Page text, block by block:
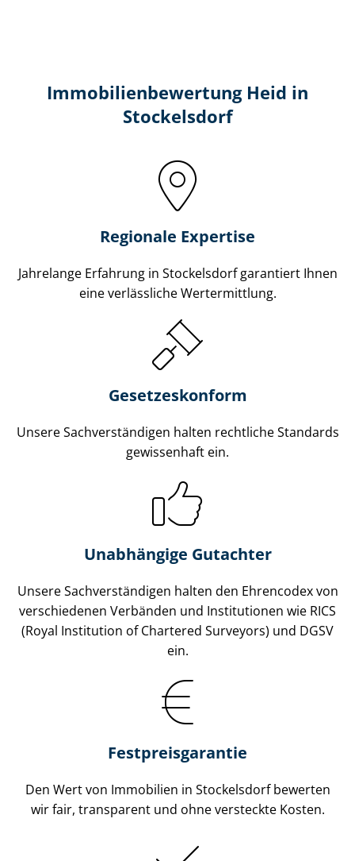
Immobilien­bewertung Heid in
Stockelsdorf
Regionale Expertise
Jahrelange Erfahrung in Stockelsdorf garantiert Ihnen
eine verlässliche Wertermittlung.
Gesetzes­konform
Unsere Sach­ver­stän­di­gen halten rechtliche Standards
gewissenhaft ein.
Unabhängige Gutachter
Unsere Sach­ver­stän­di­gen halten den Ehrencodex von
verschiedenen Verbänden und Institutionen wie RICS
(Royal Institution of Chartered Surveyors) und DGSV
ein.
Festpreis​garantie
Den Wert von Immobilien in Stockelsdorf bewerten
wir fair, transparent und ohne versteckte Kosten.